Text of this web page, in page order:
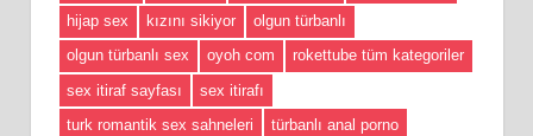
hijap sex
kızını sikiyor
olgun türbanlı
olgun türbanlı sex
oyoh com
rokettube tüm kategoriler
sex itiraf sayfası
sex itirafı
turk romantik sex sahneleri
türbanlı anal porno